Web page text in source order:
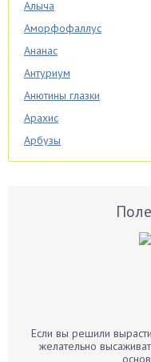
Алыча
Аморфофаллус
Ананас
Антуриум
Анютины глазки
Арахис
Арбузы
Аспарагус
Бархатцы
Если вы решили
желательно